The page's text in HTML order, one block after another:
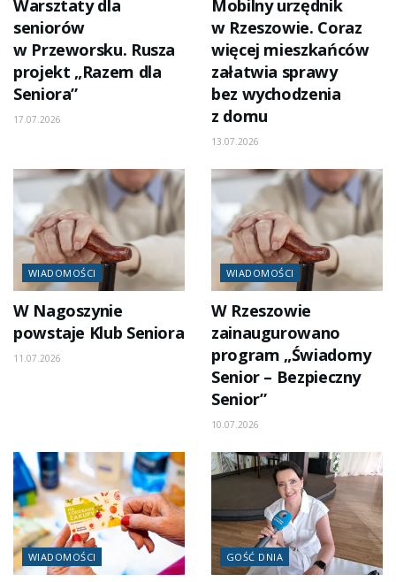
Warsztaty dla
seniorów
w Przeworsku. Rusza
projekt „Razem dla
Seniora”
17.07.2026
Mobilny urzędnik
w Rzeszowie. Coraz
więcej mieszkańców
załatwia sprawy
bez wychodzenia
z domu
13.07.2026
WIADOMOŚCI
W Nagoszynie
powstaje Klub Seniora
11.07.2026
WIADOMOŚCI
W Rzeszowie
zainaugurowano
program „Świadomy
Senior – Bezpieczny
Senior”
10.07.2026
WIADOMOŚCI GOŚĆ DNIA